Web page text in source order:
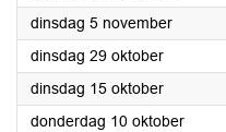
dinsdag 5 november2024
dinsdag 29 oktober2024
dinsdag 15 oktober2024
donderdag 10 oktober2024